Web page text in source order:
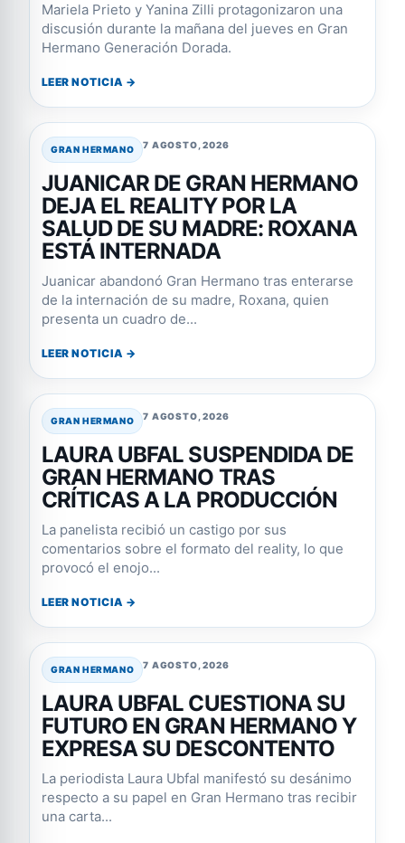
Mariela Prieto y Yanina Zilli protagonizaron una
discusión durante la mañana del jueves en Gran
Hermano Generación Dorada.
LEER NOTICIA →
GRAN HERMANO 7 AGOSTO, 2026
JUANICAR DE GRAN HERMANO
DEJA EL REALITY POR LA
SALUD DE SU MADRE: ROXANA
ESTÁ INTERNADA
Juanicar abandonó Gran Hermano tras enterarse
de la internación de su madre, Roxana, quien
presenta un cuadro de...
LEER NOTICIA →
GRAN HERMANO 7 AGOSTO, 2026
LAURA UBFAL SUSPENDIDA DE
GRAN HERMANO TRAS
CRÍTICAS A LA PRODUCCIÓN
La panelista recibió un castigo por sus
comentarios sobre el formato del reality, lo que
provocó el enojo...
LEER NOTICIA →
GRAN HERMANO 7 AGOSTO, 2026
LAURA UBFAL CUESTIONA SU
FUTURO EN GRAN HERMANO Y
EXPRESA SU DESCONTENTO
La periodista Laura Ubfal manifestó su desánimo
respecto a su papel en Gran Hermano tras recibir
una carta...